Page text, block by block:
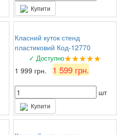
Купити
Класний куток стенд
пластиковий Код-12770
✓ Доступно★★★★★
1 999 грн. 1 599 грн.
шт
Купити